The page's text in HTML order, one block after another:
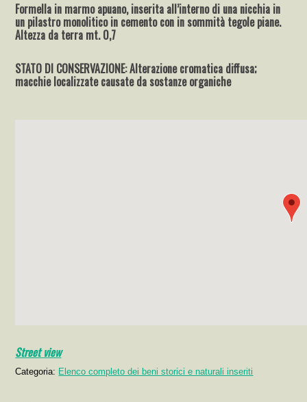
Formella in marmo apuano, inserita all’interno di una nicchia in
un pilastro monolitico in cemento con in sommità tegole piane.
Altezza da terra mt. 0,7
STATO DI CONSERVAZIONE: Alterazione cromatica diffusa;
macchie localizzate causate da sostanze organiche
Street view
Categoria: Elenco completo dei beni storici e naturali inseriti